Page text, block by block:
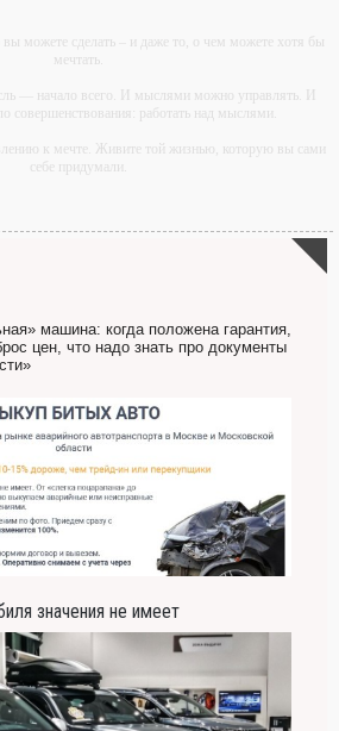
вы можете сделать – и даже то, о чем можете хотя бы
мечтать.
— начало всего. И мыслями можно управлять. И
совершенствования: работать над мыслями.
к мечте. Живите той жизнью, которую вы сами
себе придумали.
с хорошим советом, это пропустить его мимо ушей.
полезен никому, кроме того, кто его дал.
машина: когда положена гарантия,
цен, что надо знать про документы
значения не имеет